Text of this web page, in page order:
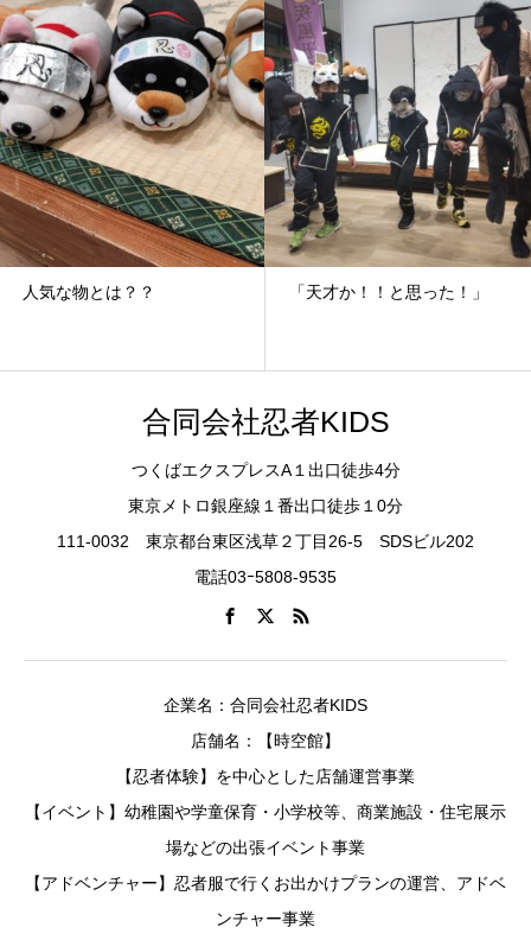
人気な物とは？？ 「天才か！！と思った！」
合同会社忍者KIDS
つくばエクスプレスA１出口徒歩4分
東京メトロ銀座線１番出口徒歩１0分
111-0032 東京都台東区浅草２丁目26-5 SDSビル202
電話03ｰ5808-9535
企業名：合同会社忍者KIDS
店舗名：【時空館】
【忍者体験】を中心とした店舗運営事業
【イベント】幼稚園や学童保育・小学校等、商業施設・住宅展示
場などの出張イベント事業
【アドベンチャー】忍者服で行くお出かけプランの運営、アドベ
ンチャー事業